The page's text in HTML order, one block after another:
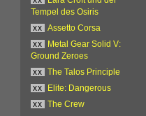
Tempel des Osiris
xx
Assetto Corsa
xx
Metal Gear Solid V:
Ground Zeroes
xx
The Talos Principle
xx
Elite: Dangerous
xx
The Crew